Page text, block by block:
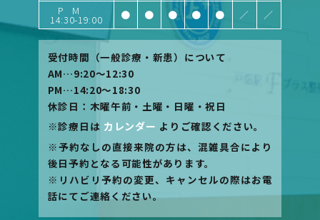
PM
14:30-19:00 ● ● ● ● ● ／ ／
受付時間（一般診療・新患）について
AM…9:20〜12:30
PM…14:20〜18:30
休診日：木曜午前・土曜・日曜・祝日
※診療日は カレンダー よりご確認ください。
※予約なしの直接来院の方は、混雑具合により
後日予約となる可能性があります。
※リハビリ予約の変更、キャンセルの際はお電
話にてご連絡ください。